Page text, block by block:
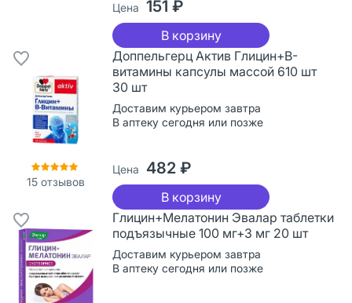
Цена 151 ₽
В корзину
15 отзывов
Доппельгерц Актив Глицин+В-
витамины капсулы массой 610 шт
30 шт
Доставим курьером завтра
В аптеку сегодня или позже
Цена 482 ₽
В корзину
Глицин+Мелатонин Эвалар таблетки
подъязычные 100 мг+3 мг 20 шт
Доставим курьером завтра
В аптеку сегодня или позже